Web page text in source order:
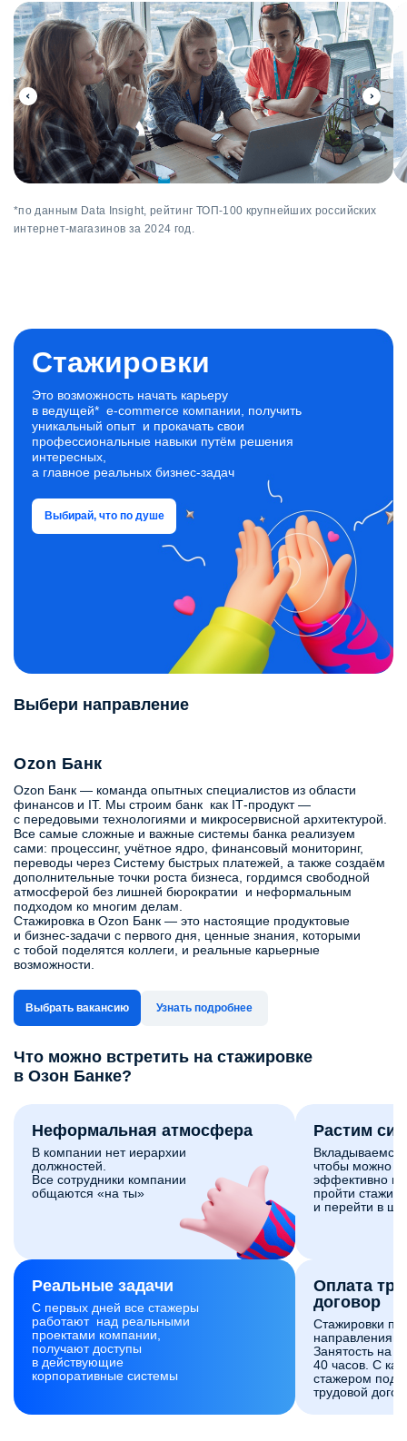
*по данным Data Insight, рейтинг ТОП-100 крупнейших российских
интернет-магазинов за 2024 год.
Стажировки
Это возможность начать карьеру
в ведущей* e‑commerce компании, получить
уникальный опыт и прокачать свои
профессиональные навыки путём решения
интересных,
а главное реальных бизнес‑задач
Выбирай, что по душе
Выбери направление
Ozon Банк
Ozon Банк — команда опытных специалистов из области
финансов и IT. Мы строим банк как IT‑продукт —
с передовыми технологиями и микросервисной архитектурой.
Все самые сложные и важные системы банка реализуем
сами: процессинг, учётное ядро, финансовый мониторинг,
переводы через Систему быстрых платежей, а также создаём
дополнительные точки роста бизнеса, гордимся свободной
атмосферой без лишней бюрократии и неформальным
подходом ко многим делам.
Стажировка в Ozon Банк — это настоящие продуктовые
и бизнес-задачи с первого дня, ценные знания, которыми
с тобой поделятся коллеги, и реальные карьерные
возможности.
Выбрать вакансию Узнать подробнее
Что можно встретить на стажировке
в Озон Банке?
Неформальная атмосфера
В компании нет иерархии
должностей.
Все сотрудники компании
общаются «на ты»
Реальные задачи
С первых дней все стажеры
работают над реальными
проектами компании,
получают доступы
в действующие
корпоративные системы
Растим
Вкладываемся
чтобы можно
эффективно и
пройти
и перейти в
Оплата
договор
Стажировки по
направлениям
Занятость на
40 часов. С
стажером
трудовой